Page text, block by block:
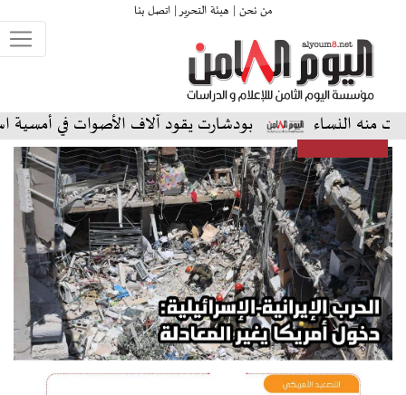
من نحن | هيئة التحرير |اتصل بنا
بودشارت يقود آلاف الأصوات في أمسية استثنائية